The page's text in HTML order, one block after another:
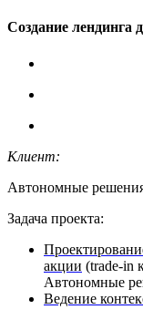
Создание лендинга
Клиент:
Автономные
Задача проекта:
акции (trade-in
Автономные
Ведение